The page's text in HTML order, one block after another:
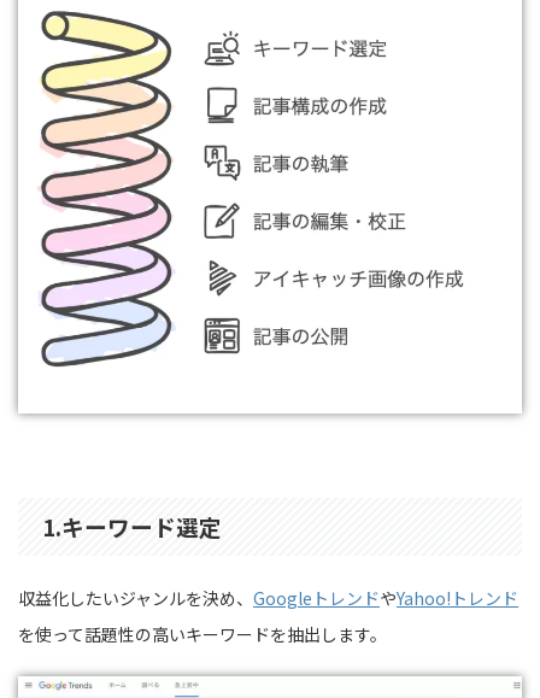
1.キーワード選定
収益化したいジャンルを決め、 GoogleトレンドやYahoo!トレンド
を使って話題性の高いキーワードを抽出します。